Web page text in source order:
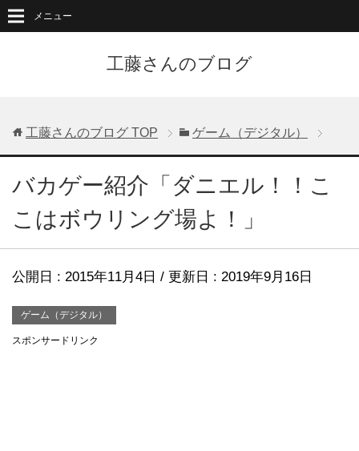
工藤さんのブログ
メニュー
工藤さんのブログ TOP ゲーム（デジタル）
バカゲー紹介「ダニエル！！こ
こはボウリング場よ！」
公開日 : 2015年11月4日 / 更新日 : 2019年9月16日
ゲーム（デジタル）
スポンサードリンク